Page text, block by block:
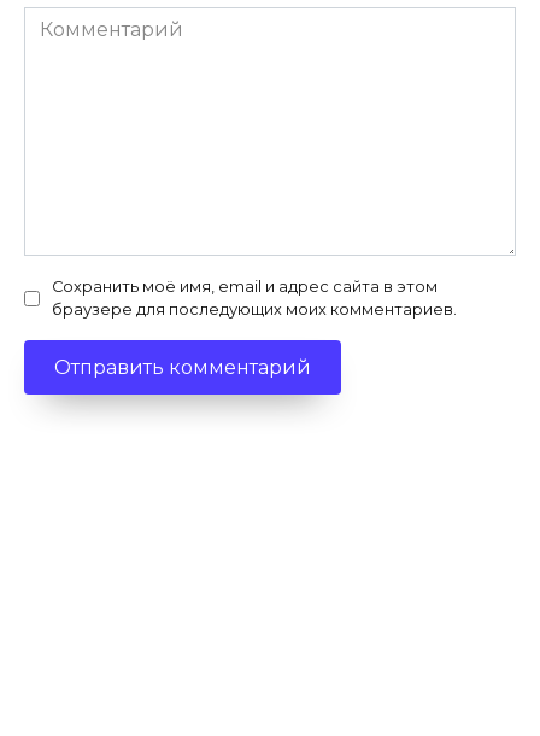
Комментарий
Сохранить моё имя, email и адрес сайта в этом
браузере для последующих моих комментариев.